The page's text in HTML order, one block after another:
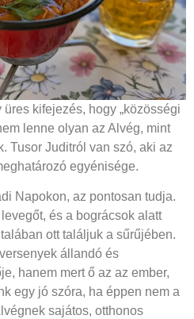
kifejezés, hogy „közösségi
lenne olyan az Alvég, mint
Tusor Juditról van szó, aki az
egyénisége.
Napokon, az pontosan tudja.
és a bográcsok alatt
ott találjuk a sűrűjében.
állandó és
hanem mert ő az az ember,
egy jó szóra, ha éppen nem a
sajátos, otthonos